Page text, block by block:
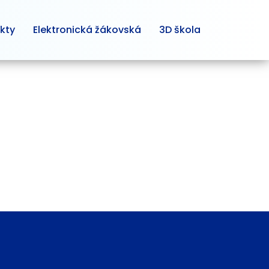
Elektronická žákovská 3D škola